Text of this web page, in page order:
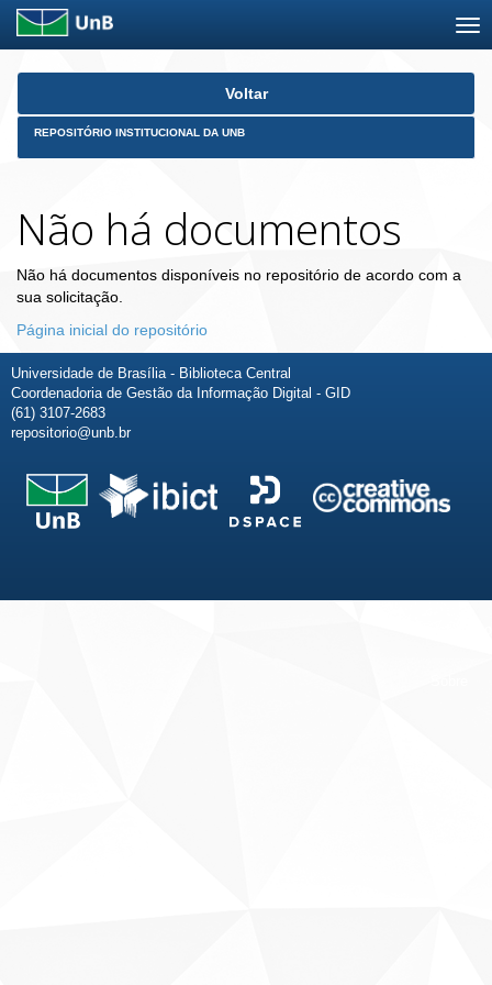
Skip
Voltar
REPOSITÓRIO INSTITUCIONAL DA UNB
Não há documentos
Não há documentos disponíveis no repositório de acordo com a
sua solicitação.
Página inicial do repositório
Universidade de Brasília - Biblioteca Central
Coordenadoria de Gestão da Informação Digital - GID
(61) 3107-2683
repositorio@unb.br